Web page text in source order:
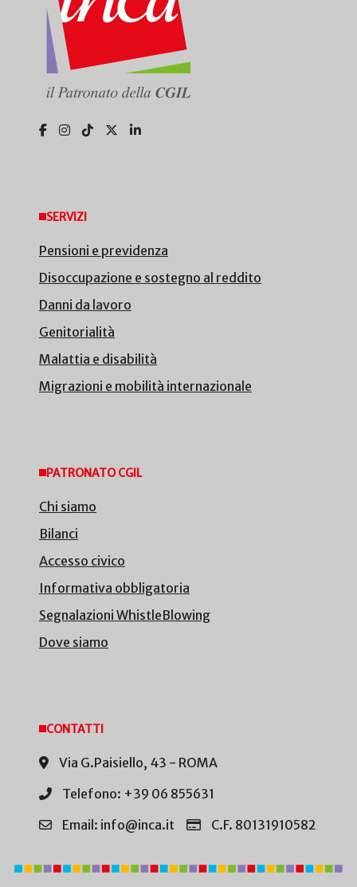
SERVIZI
Pensioni e previdenza
Disoccupazione e sostegno al reddito
Danni da lavoro
Genitorialità
Malattia e disabilità
Migrazioni e mobilità internazionale
PATRONATO CGIL
Chi siamo
Bilanci
Accesso civico
Informativa obbligatoria
Segnalazioni WhistleBlowing
Dove siamo
CONTATTI
Via G.Paisiello, 43 - ROMA
Telefono: +39 06 855631
Email: info@inca.it
C.F. 80131910582